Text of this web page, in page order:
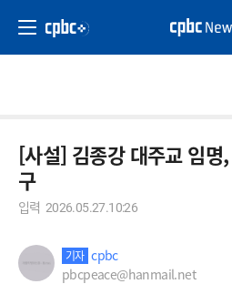
[사설] 김종강 대주교 임명
구
입력 2026.05.27.10:26
기자 cpbc
pbcpeace@hanmail.net